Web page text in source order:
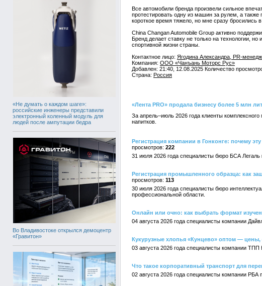
«Не думать о каждом шаге»:
российские инженеры представили
электронный коленный модуль для
людей после ампутации бедра
Во Владивостоке открылся демоцентр
«Гравитон»
Все автомобили бренда произвели сильное
протестировать одну из машин за рулем, а
короткое время тяжело, но мне сразу бросились
China Changan Automobile Group активно
Бренд делает ставку не только на технологии,
спортивной жизни страны.
Контактное лицо: Ягодина Александра, PR-
Компания: ООО «Чанъань Моторс Рус»
Добавлен: 21:40, 12.08.2025 Количество
Страна: Россия
«Лента PRO» продала бизнесу более 5 млн
За апрель–июль 2026 года клиенты
напитков.
Регистрация компании в Гонконге: почему
222
31 июля 2026 года специалисты бюро БСА Легаль
Регистрация промышленного образца: как
113
30 июля 2026 года специалисты бюро
профессиональной области.
Онлайн или очно: как выбрать формат
04 августа 2026 года специалисты компании
Кукурузные хлопья «Кунцево» оптом —
03 августа 2026 года специалисты компании
Что такое корпоративный транспорт для
02 августа 2026 года специалисты компании РБА